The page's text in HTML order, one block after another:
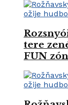
tere
FUN